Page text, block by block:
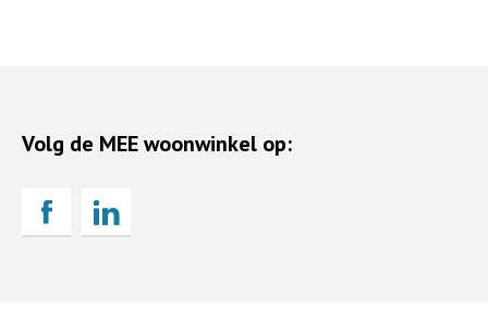
Volg de MEE woonwinkel op: